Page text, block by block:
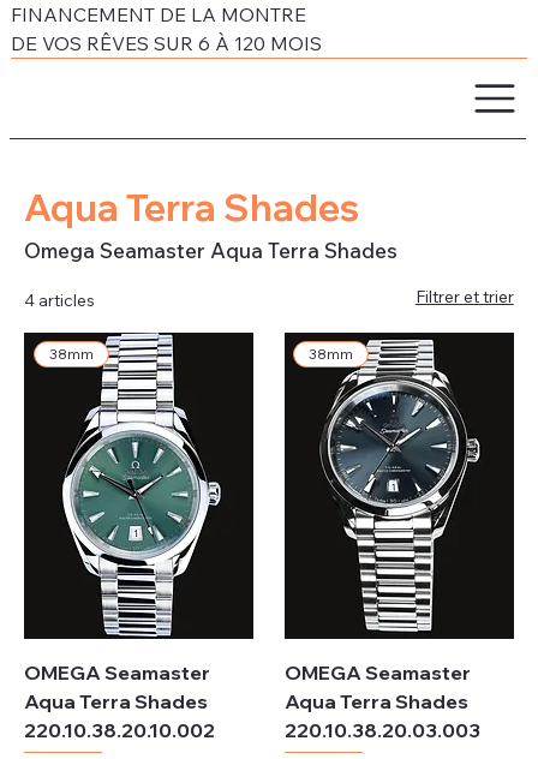
FINANCEMENT DE LA MONTRE
DE VOS RÊVES SUR 6 À 120 MOIS
Aqua Terra Shades
Omega Seamaster Aqua Terra Shades
4 articles Filtrer et trier
38mm
OMEGA Seamaster
Aqua Terra Shades
220.10.38.20.10.002
38mm
OMEGA Seamaster
Aqua Terra Shades
220.10.38.20.03.003